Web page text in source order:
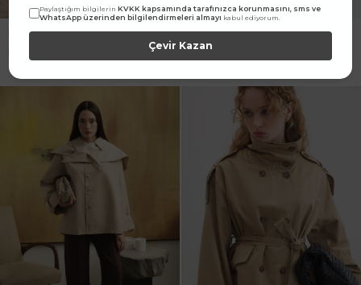
Şal Yaka Detaylı Acı Kahve
2.999,90
Şal Yaka Detaylı Çikolata
Trençkot
2.999,90
Paylaştığım bilgilerinKVKK kapsamında tarafınızca korunmasını, sms ve
WhatsApp üzerinden bilgilendirmeleri almayı kabul ediyorum.
Çevir Kazan